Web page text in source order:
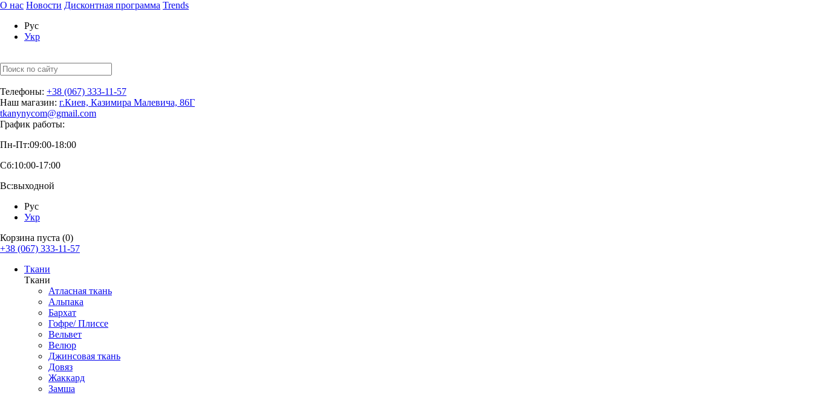
О нас Новости Дисконтная программа Trends
Рус
Укр
Телефоны: +38 (067) 333-11-57
Наш магазин: г.Киев, Казимира Малевича, 86Г
tkanynycom@gmail.com
График работы:
Пн-Пт:09:00-18:00
Сб:10:00-17:00
Вс:выходной
Рус
Укр
Корзина пуста (0)
+38 (067) 333-11-57
Ткани
Ткани
Атласная ткань
Альпака
Бархат
Гофре/ Плиссе
Вельвет
Велюр
Джинсовая ткань
Довяз
Жаккард
Замша